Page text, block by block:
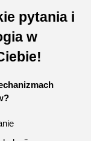
pytania i
w